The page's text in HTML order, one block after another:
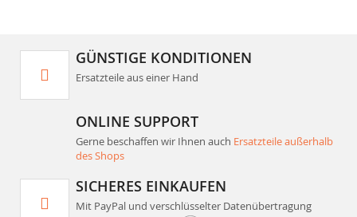
GÜNSTIGE KONDITIONEN
Ersatzteile aus einer Hand
ONLINE SUPPORT
Gerne beschaffen wir Ihnen auch Ersatzteile außerhalb
des Shops
SICHERES EINKAUFEN
Mit PayPal und verschlüsselter Datenübertragung